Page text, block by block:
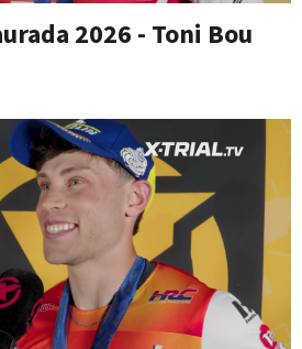
2026 - Toni Bou